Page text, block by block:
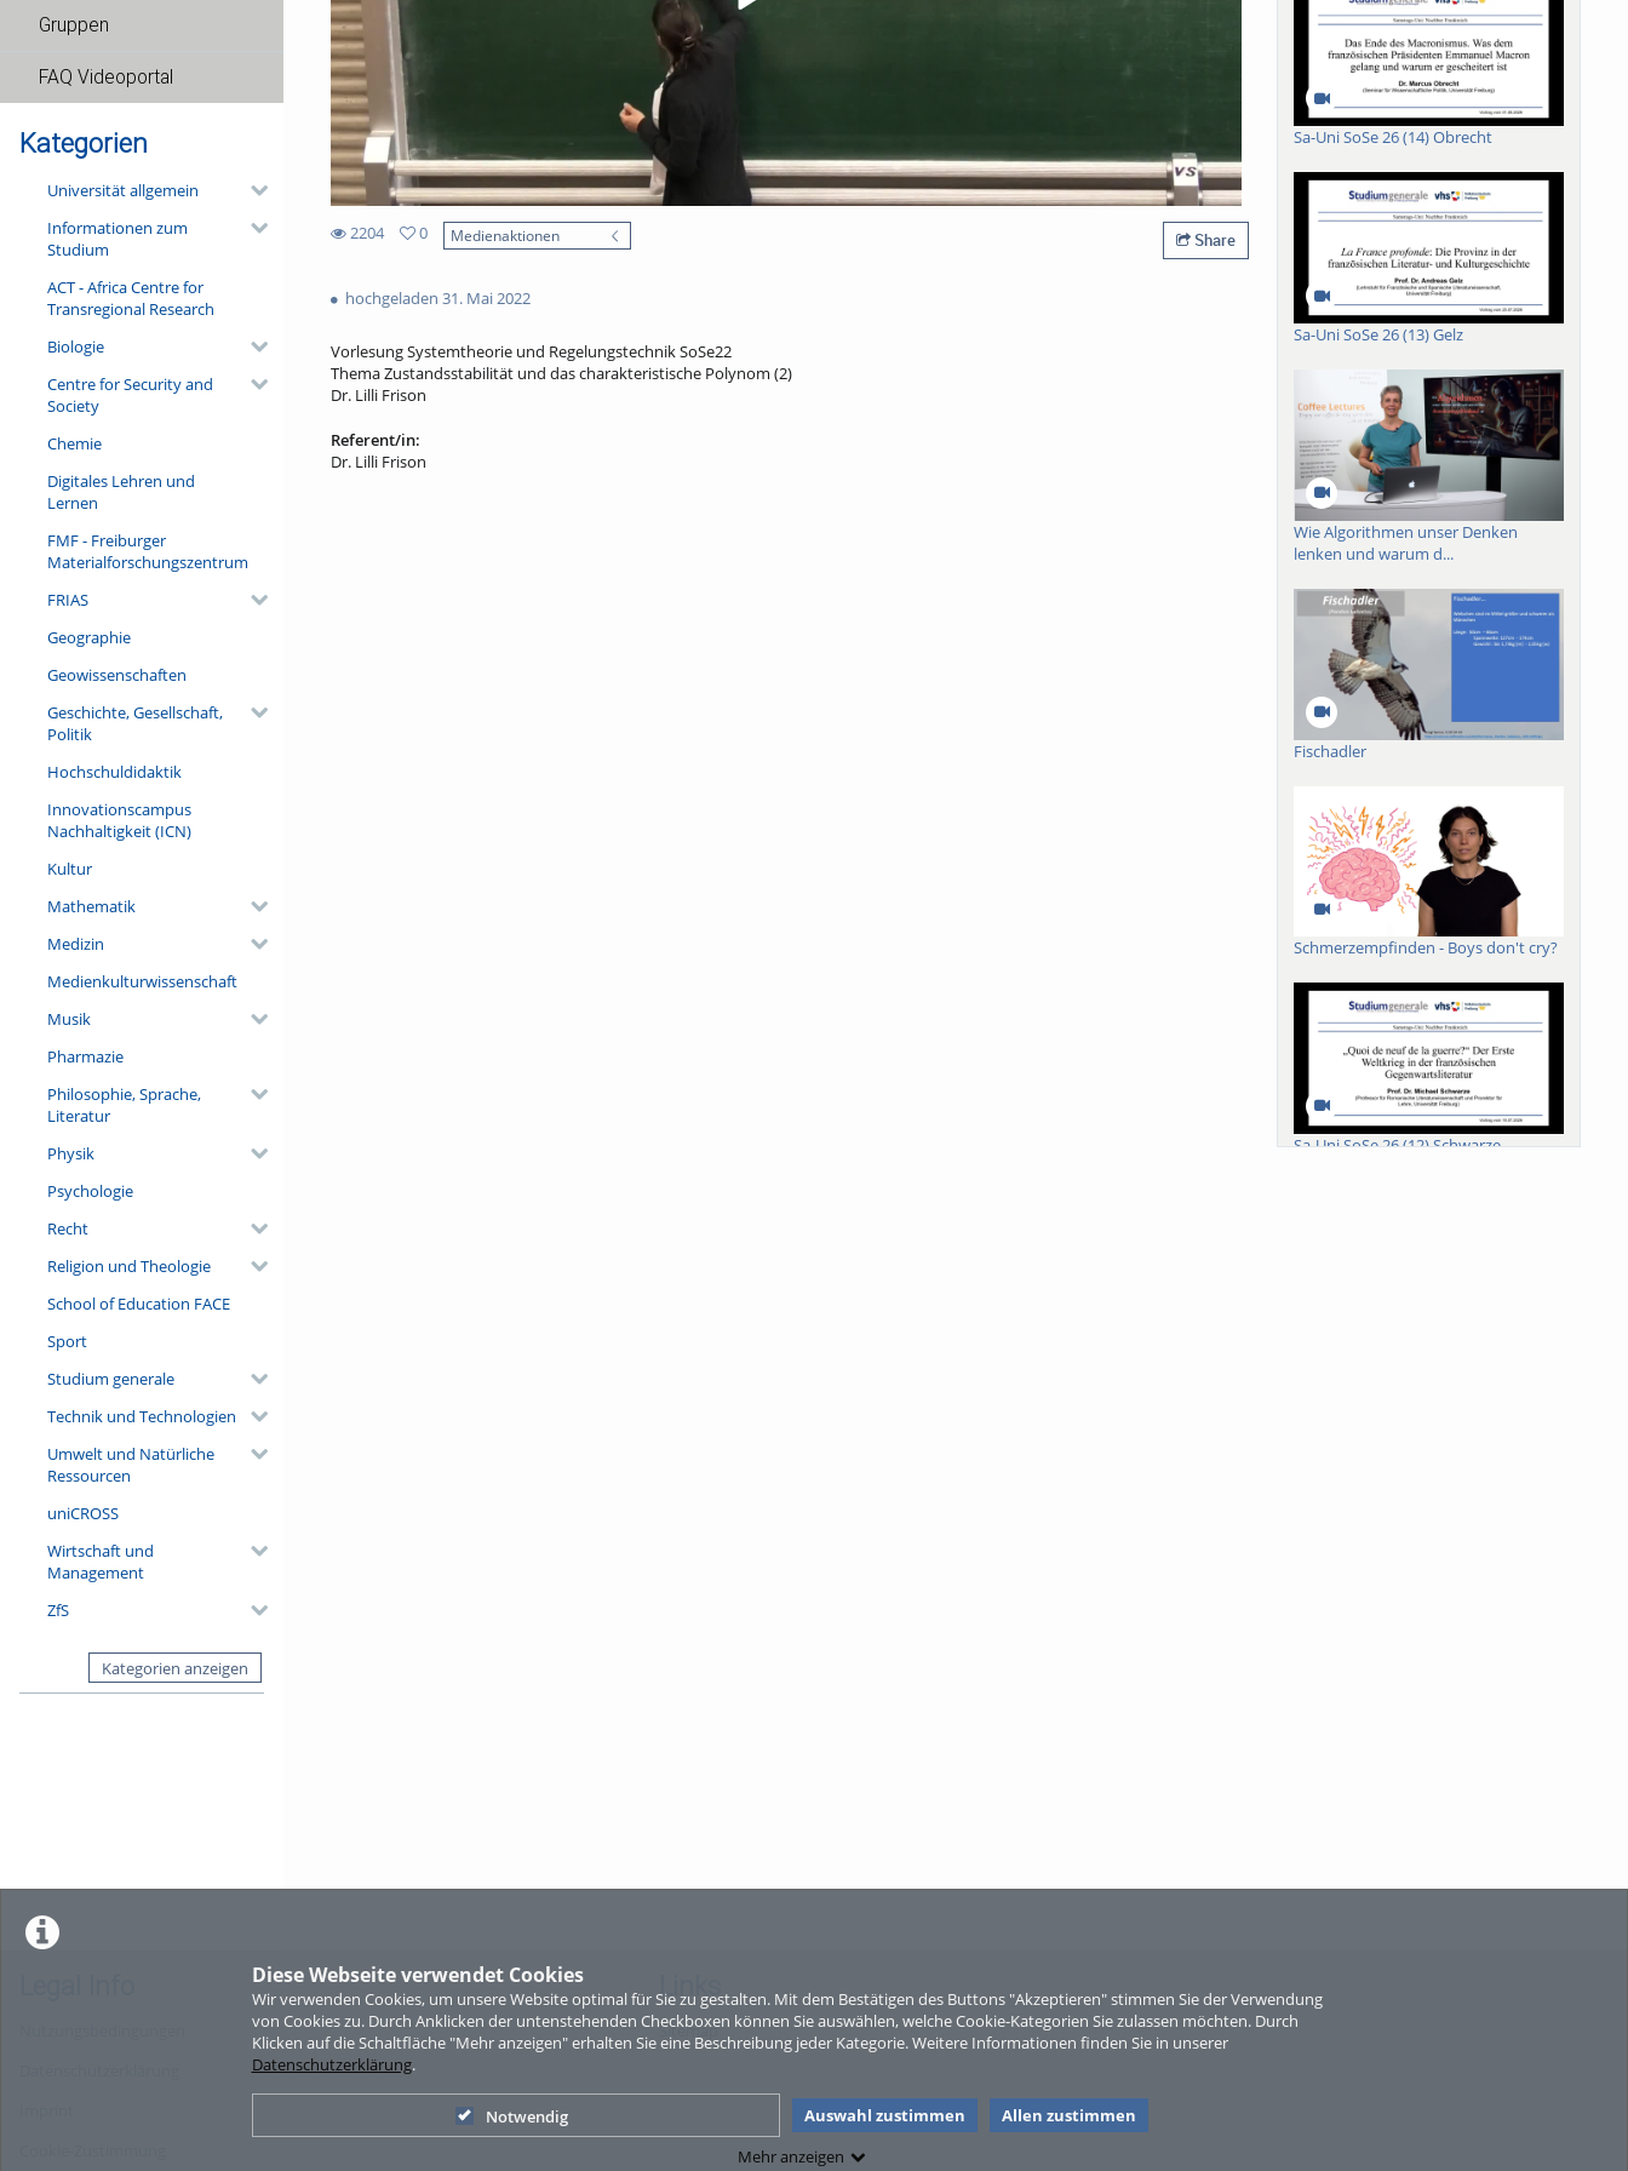
Diese Webseite verwendet Cookies
Wir verwenden Cookies, um unsere Website optimal für Sie zu gestalten. Mit dem Bestätigen des Buttons "Akzeptieren" stimmen Sie der Verwendung
von Cookies zu. Durch Anklicken der untenstehenden Checkboxen können Sie auswählen, welche Cookie-Kategorien Sie zulassen möchten. Durch
Klicken auf die Schaltfläche "Mehr anzeigen" erhalten Sie eine Beschreibung jeder Kategorie. Weitere Informationen finden Sie in unserer
Datenschutzerklärung.
Notwendig Auswahl zustimmen
Allen zustimmen
Mehr anzeigen
Gruppen
FAQ Videoportal
Kategorien
Universität allgemein
Informationen zum
Studium
ACT - Africa Centre for
Transregional Research
Biologie
Centre for Security and
Society
Chemie
Digitales Lehren und
Lernen
FMF - Freiburger
Materialforschungszentrum
FRIAS
Geographie
Geowissenschaften
Geschichte, Gesellschaft,
Politik
Hochschuldidaktik
Innovationscampus
Nachhaltigkeit (ICN)
Kultur
Mathematik
Medizin
Medienkulturwissenschaft
Musik
Pharmazie
Philosophie, Sprache,
Literatur
Physik
Psychologie
Recht
Religion und Theologie
School of Education FACE
Sport
Studium generale
Technik und Technologien
Umwelt und Natürliche
Ressourcen
uniCROSS
Wirtschaft und
Management
ZfS
Kategorien anzeigen
2204
views
0
Medienaktionen Share
hochgeladen 31. Mai 2022
Vorlesung Systemtheorie und Regelungstechnik SoSe22
Thema Zustandsstabilität und das charakteristische Polynom (2)
Dr. Lilli Frison
Referent/in:
Dr. Lilli Frison
Sa-Uni SoSe 26 (14) Obrecht
Sa-Uni SoSe 26 (13) Gelz
Wie Algorithmen unser Denken
lenken und warum d...
Fischadler
Schmerzempfinden - Boys don't cry?
Sa-Uni SoSe 26 (12) Schwarze
Sperber
Links
Sitemap